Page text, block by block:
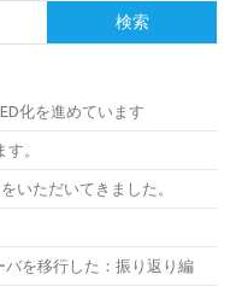
検索
化を進めています
。
いただいてきました。
を移行した：振り返り編